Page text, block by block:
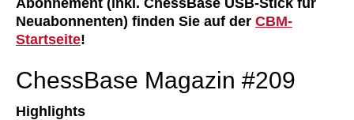
Abonnement (inkl. ChessBase USB-Stick für
Neuabonnenten) finden Sie auf der CBM-
Startseite!
ChessBase Magazin #209
Highlights